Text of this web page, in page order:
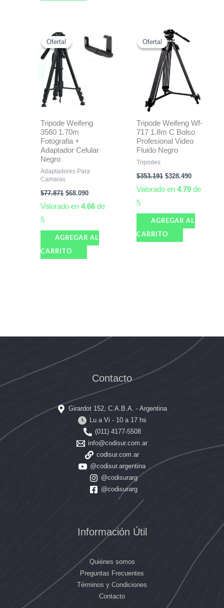
Oferta!
Oferta!
Tripode Weifeng
3560 1.70m
Fotografia +
Adaptador Celular
Negro
Adaptadores Para
Camaras
$77.871
precio
original
era:
$77.871.
$68.090
precio
actual
es:
Valorado en4.66 de
5
AGREGAR AL
CARRITO
Oferta!
Oferta!
Tripode Weifeng Wf-
717 1.8m C Bolso
Profesional Video
Fluido Negro
Tripodes
$353.191
El
precio
original
era:
$353.191.
$328.490
Valorado en4.79 de
5
AGREGAR AL
CARRITO
Contacto
Girardot 152, C.A.B.A. - Argentina
Lu a Vi - 10 a 17 hs
(011) 4177-5508
info@codisur.com.ar
codisur.com.ar
@codisur.argentina
@codisurarg
@codisurarg
Información Útil
Quiénes somos
Preguntas Frecuentes
Términos y Condiciones
Contacto